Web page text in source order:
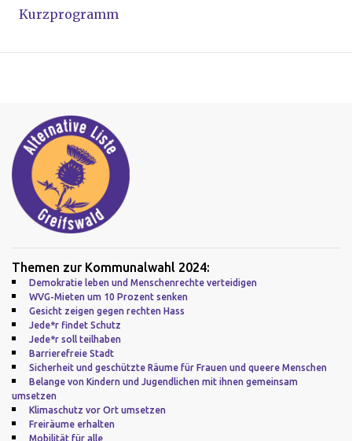
Kurzprogramm
Themen zur Kommunalwahl 2024:
Demokratie leben und Menschenrechte verteidigen
WVG-Mieten um 10 Prozent senken
Gesicht zeigen gegen rechten Hass
Jede*r findet Schutz
Jede*r soll teilhaben
Barrierefreie Stadt
Sicherheit und geschützte Räume für Frauen und queere Menschen
Belange von Kindern und Jugendlichen mit ihnen gemeinsam
umsetzen
Klimaschutz vor Ort umsetzen
Freiräume erhalten
Mobilität für alle